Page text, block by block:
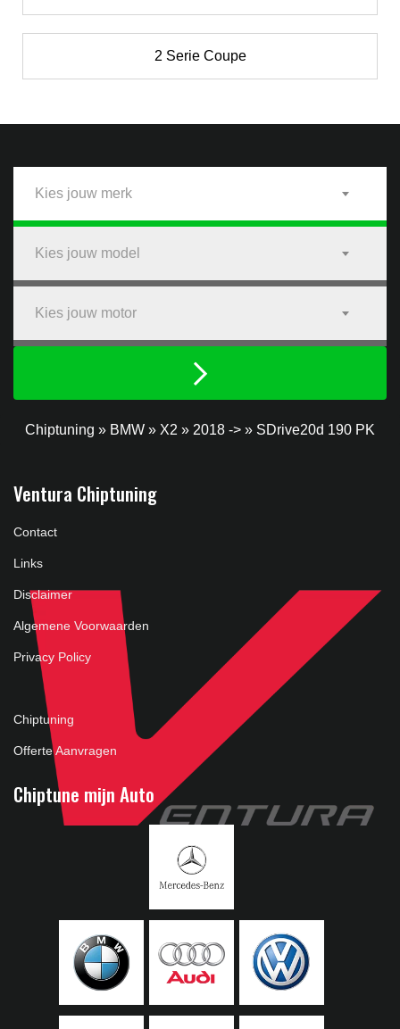
2 Serie Coupe
Kies jouw merk
Kies jouw model
Kies jouw motor
Chiptuning » BMW » X2 » 2018 -> » SDrive20d 190 PK
Ventura Chiptuning
Contact
Links
Disclaimer
Algemene Voorwaarden
Privacy Policy
Chiptuning
Offerte Aanvragen
Chiptune mijn Auto